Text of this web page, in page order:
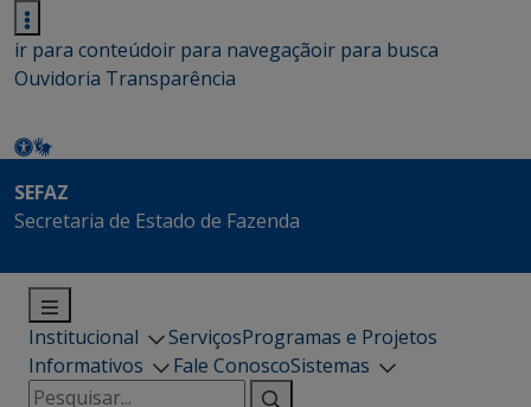
ir para conteúdoir para navegaçãoir para busca
Ouvidoria Transparência
SEFAZ
Secretaria de Estado de Fazenda
Institucional ServiçosProgramas e Projetos
Informativos
Fale ConoscoSistemas
Pesquisar